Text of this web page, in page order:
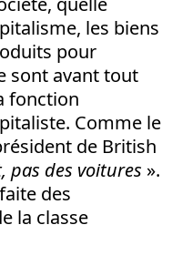
les biens
pour
sont avant tout
fonction
Comme le
de British
pas des voitures ».
des
la classe